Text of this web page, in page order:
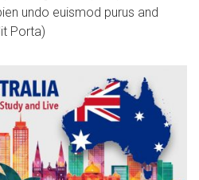
undo euismod purus and
Porta)